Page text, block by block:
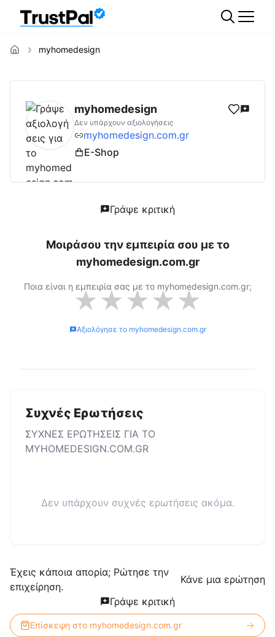
myhomedesign
myhomedesign.com.gr Αξιολογήσεις |
myhomedesign
Δεν υπάρχουν αξιολογήσεις
myhomedesign.com.gr
E-Shop
Γράψε κριτική
Μοιράσου την εμπειρία σου με το
myhomedesign.com.gr
Ποια είναι η εμπειρία σας με το myhomedesign.com.gr;
★★★★★
Αξιολόγησε το myhomedesign.com.gr
Συχνές Ερωτήσεις
ΣΥΧΝΕΣ ΕΡΩΤΗΣΕΙΣ ΓΙΑ ΤΟ
MYHOMEDESIGN.COM.GR
Δεν υπάρχουν συχνές ερωτήσεις ακόμα.
Έχεις κάποια απορία; Ρώτησε την
επιχείρηση.
Κάνε μια ερώτηση
Γράψε κριτική
Επίσκεψη στο myhomedesign.com.gr